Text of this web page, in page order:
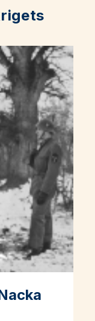
1944